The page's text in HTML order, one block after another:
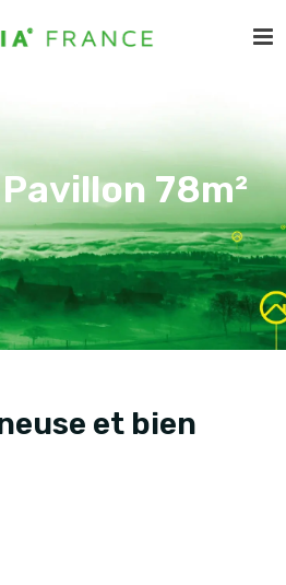
78m²
et bien